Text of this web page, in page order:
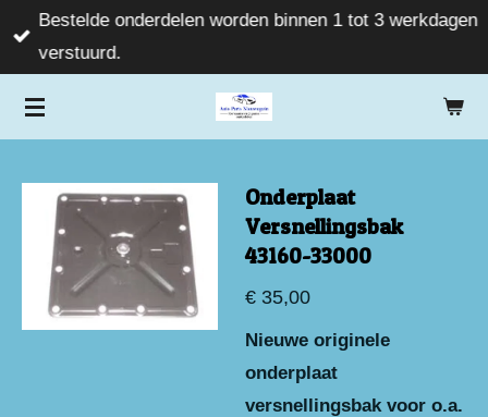
Ga
direct
de
Bestelde onderdelen worden binnen 1 tot 3 werkdagen
verstuurd.
Onderplaat
Versnellingsbak
43160-33000
€ 35,00
Nieuwe originele
onderplaat
versnellingsbak voor o.a.